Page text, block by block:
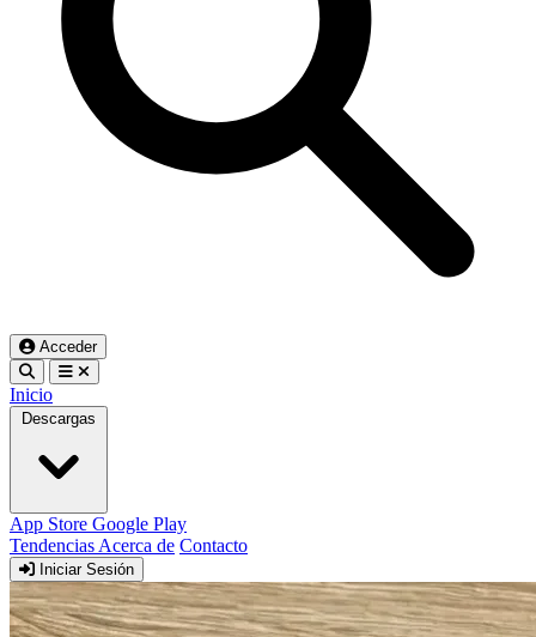
Acceder
Inicio
Descargas
App Store Google Play
Tendencias Acerca de Contacto
Iniciar Sesión